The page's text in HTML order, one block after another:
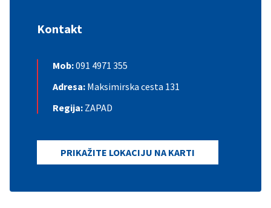
Kontakt
Mob:091 4971 355
Adresa: Maksimirska cesta 131
Regija: ZAPAD
PRIKAŽITE LOKACIJU NA KARTI